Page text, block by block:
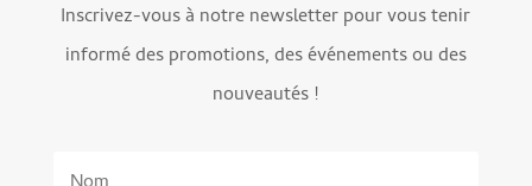
Inscrivez-vous à notre newsletter pour vous tenir
informé des promotions, des événements ou des
nouveautés !